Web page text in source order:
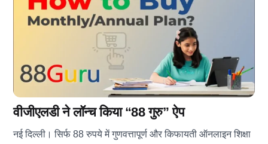
वीजीएलडी ने लॉन्च किया “88 गुरु” ऐप
नई दिल्ली। सिर्फ 88 रुपये में गुणवत्तापूर्ण और किफायती ऑनलाइन शिक्षा